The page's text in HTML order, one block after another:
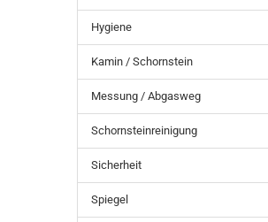
Hygiene
Kamin / Schornstein
Messung / Abgasweg
Schornsteinreinigung
Sicherheit
Spiegel